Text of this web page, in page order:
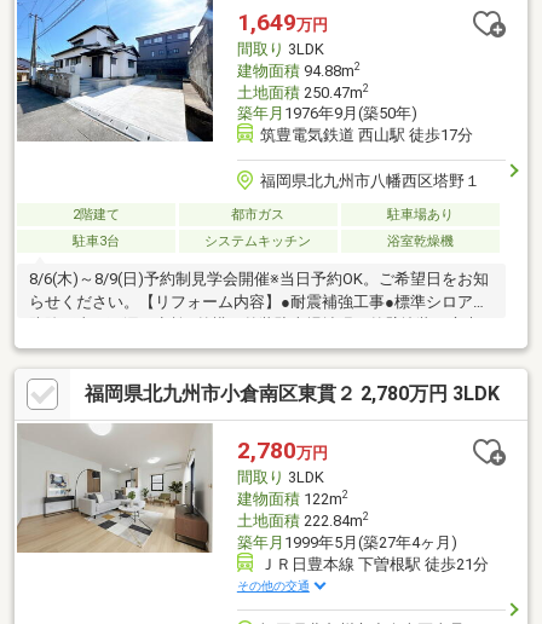
コンビニも徒歩圏内。外壁・屋根は塗装済で、瑕疵保証も利用可
能です。住居兼事務所はもちろん、店舗や教室、作業場をお探し
の方も、ぜひ現地で広さと使い勝手をご確認ください。
1,649万円
間取り 3LDK
建物面積94.88m2
土地面積250.47m2
築年月 1976年9月(築50年)
筑豊電気鉄道 西山駅 徒歩17分
福岡県北九州市八幡西区塔野１
2階建て 都市ガス
駐車場あり
駐車3台
システムキッチン 浴室乾燥機
8/6(木)～8/9(日)予約制見学会開催※当日予約OK。ご希望日をお知
らせください。【リフォーム内容】●耐震補強工事●標準シロアリ
伐採●水回りシステムキッチン交換、ユニットバス交換、トイレ
交換、洗面化粧台交換●内装間取変更、玄関扉交換、室内ドア交
換、床材上張り、シューズボックス交換、クロス張替え●その他
設備給湯器交換、インターホン設置、火災警報器設置、照明器具
交換【おすすめポイント】・シロアリ防除工事施工後5年間保証・
新品の照明器具設置済みなので入居後にすぐに生活が始められま
す【周辺施設】
福岡県北九州市小倉南区東貫２ 2,780万円 3LDK
2,780万円
間取り 3LDK
建物面積122m2
土地面積222.84m2
築年月 1999年5月(築27年4ヶ月)
ＪＲ日豊本線 下曽根駅 徒歩21分
その他の交通